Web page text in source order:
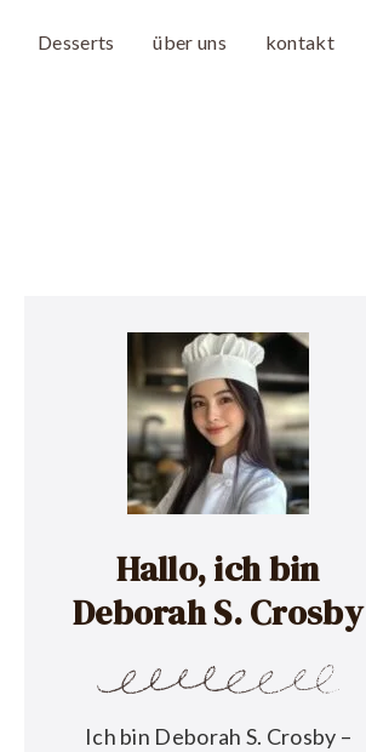
Desserts über uns kontakt
Hallo, ich bin
Deborah S. Crosby
Ich bin Deborah S. Crosby –